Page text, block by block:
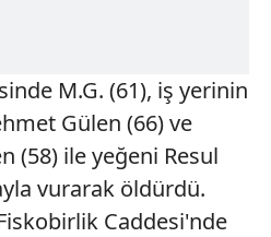
M.G. (61), iş yerinin
Gülen (66) ve
(58) ile yeğeni Resul
vurarak öldürdü.
Caddesi'nde